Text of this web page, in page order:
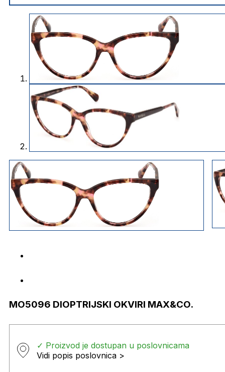
MO5096 DIOPTRIJSKI OKVIRI MAX&CO.
✓ Proizvod je dostupan u poslovnicama
Vidi popis poslovnica >